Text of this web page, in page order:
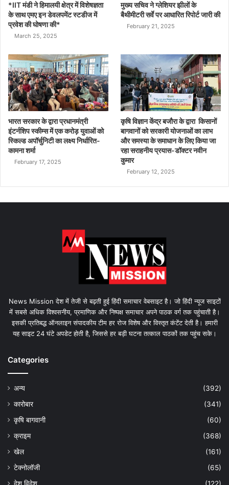
*IIT मंडी ने हिमालयी क्षेत्र में विशेषज्ञता
के साथ एमए इन डेवलपमेंट स्टडीज में
प्रवेश की घोषणा की*
March 25, 2025
मुख्य सचिव ने ग्लेशियर झीलों के
बैथीमीटरी सर्वे पर आधारित रिपोर्ट जारी की
February 21, 2025
भारत सरकार के द्वारा प्रधानमंत्री
इंटर्नशिप स्कीम्स में एक करोड़ युवाओं को
स्किल्ड अपॉर्चुनिटी का लक्ष्य निर्धारित-
कामना शर्मा
February 17, 2025
कृषि विज्ञान केंद्र बजौरा के द्वारा किसानों
बागवानों को सरकारी योजनाओं का लाभ
और समस्या के समाधान के लिए किया जा
रहा सराहनीय प्रयास-डॉक्टर नवीन
कुमार
February 12, 2025
News Mission देश में तेजी से बढ़ती हुई हिंदी समाचार वेबसाइट है। जो हिंदी न्यूज साइटों
में सबसे अधिक विश्वसनीय, प्रमाणिक और निष्पक्ष समाचार अपने पाठक वर्ग तक पहुंचाती है।
इसकी प्रतिबद्ध ऑनलाइन संपादकीय टीम हर रोज विशेष और विस्तृत कंटेंट देती है। हमारी
यह साइट 24 घंटे अपडेट होती है, जिससे हर बड़ी घटना तत्काल पाठकों तक पहुंच सके।
Categories
अन्य
(392)
कारोबार
(341)
कृषि बागवानी
(60)
क्राइम
(368)
खेल
(161)
टेक्नोलॉजी
(65)
देश विदेश
(122)